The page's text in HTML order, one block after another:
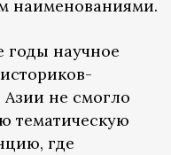
наименованиями.
годы научное
не смогло
тематическую
где